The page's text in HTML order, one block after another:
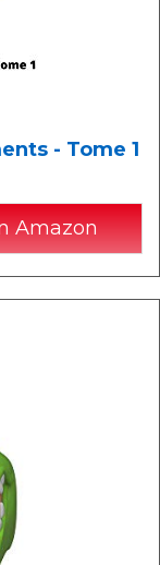
- Tome 1
Amazon